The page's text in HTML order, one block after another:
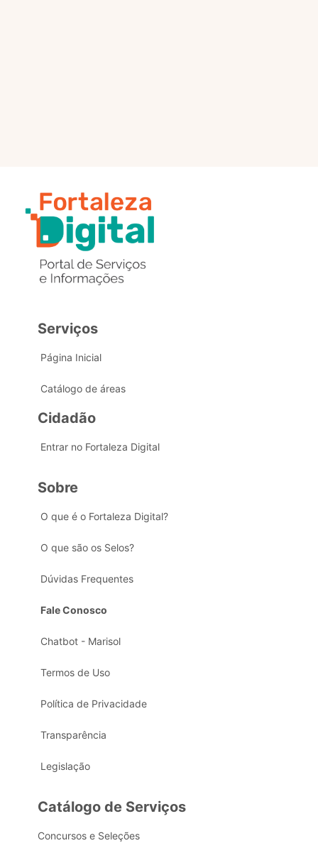
Serviços
Página Inicial
Catálogo de áreas
Cidadão
Entrar no Fortaleza Digital
Sobre
O que é o Fortaleza Digital?
O que são os Selos?
Dúvidas Frequentes
Fale Conosco
Chatbot - Marisol
Termos de Uso
Política de Privacidade
Transparência
Legislação
Catálogo de Serviços
Concursos e Seleções